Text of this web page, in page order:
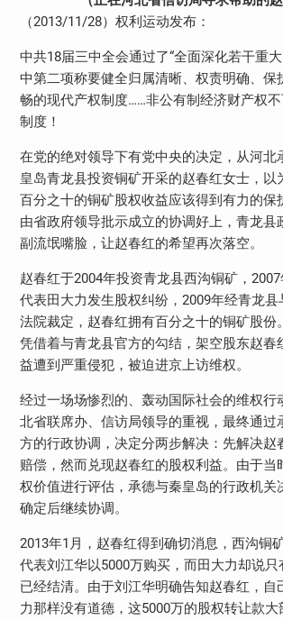
（2013/11/28）权利运动发布：
中共18届三中全会通过了“全面深化若干重
中第二项称要健全归属清晰、权责明确、保
畅的现代产权制度……非公有制经济财产权
制度！
在党的绝对领导下有党中央的决定，从河北
皇岛青龙县投资铜矿开采的赵春红女士，以
百分之十的铜矿股权收益应该得到有力的保
由省政府领导批示成立的协调好上，青龙县
副流氓嘴脸，让赵春红的希望再次落空。
赵春红于2004年投资青龙县西沟铜矿， 2007
代表田大力发生股权纠纷， 2009年经青龙县
法院裁定，赵春红拥有百分之十的铜矿股份
凭借着与青龙县官方的勾结，架空股东赵春
益遭到严重侵犯，被迫进京上访维权。
经过一场场惨烈的、轰动国际社会的维权行
北省联席办、信访局领导的重视，最终通过
方的行政协调，决定分两步解决：先解决赵
赔偿，然而兑现赵春红的股权利益。由于当
权价值进行评估，承德与秦皇岛的行政机关
确定后继续协调。
2013年1 月，赵春红得到确切消息，西沟铜
代表刘江华以5000万购买，而田大力却说只
已经结清。由于刘江华明确告知赵春红，自
力那样没有道德，这5000万的股权转让款大